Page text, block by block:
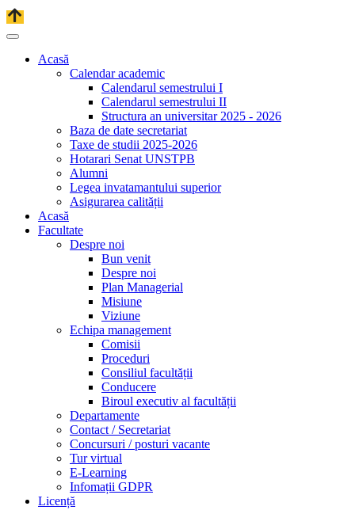
Acasă
Calendar academic
Calendarul semestrului I
Calendarul semestrului II
Structura an universitar 2025 - 2026
Baza de date secretariat
Taxe de studii 2025-2026
Hotarari Senat UNSTPB
Alumni
Legea invatamantului superior
Asigurarea calității
Acasă
Facultate
Despre noi
Bun venit
Despre noi
Plan Managerial
Misiune
Viziune
Echipa management
Comisii
Proceduri
Consiliul facultății
Conducere
Biroul executiv al facultății
Departamente
Contact / Secretariat
Concursuri / posturi vacante
Tur virtual
E-Learning
Infomații GDPR
Licență